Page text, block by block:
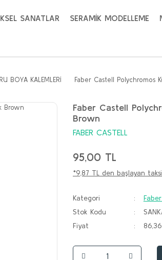
SANATLAR SERAMİK MODELLEME
BOYA KALEMLERİ Faber Castell Polychromos
Faber Castell
Brown
FABER CASTELL
95,00 TL
*9,87 TL den başlayan
Kategori
Stok Kodu
Fiyat